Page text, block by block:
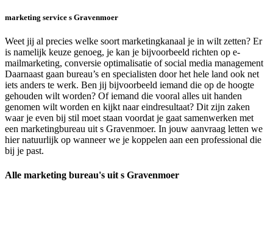
marketing service s Gravenmoer
Weet jij al precies welke soort marketingkanaal je in wilt zetten? Er
is namelijk keuze genoeg, je kan je bijvoorbeeld richten op e-
mailmarketing, conversie optimalisatie of social media management
Daarnaast gaan bureau’s en specialisten door het hele land ook net
iets anders te werk. Ben jij bijvoorbeeld iemand die op de hoogte
gehouden wilt worden? Of iemand die vooral alles uit handen
genomen wilt worden en kijkt naar eindresultaat? Dit zijn zaken
waar je even bij stil moet staan voordat je gaat samenwerken met
een marketingbureau uit s Gravenmoer. In jouw aanvraag letten we
hier natuurlijk op wanneer we je koppelen aan een professional die
bij je past.
Alle marketing bureau's uit s Gravenmoer